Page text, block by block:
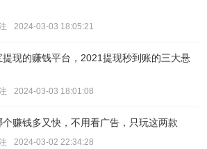
2024-03-03 18:05:21
提现的赚钱平台，2021提现秒到账的三大悬
2024-03-03 18:01:08
赚钱多又快，不用看广告，只玩这两款
2024-03-02 22:34:28